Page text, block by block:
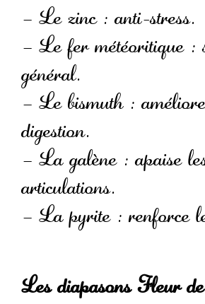
– Le zinc : anti-stress.
– Le fer météoritique :
général.
– Le bismuth :
digestion.
– La galène : apaise
articulations.
– La pyrite : renforce
Les diapasons Fleur